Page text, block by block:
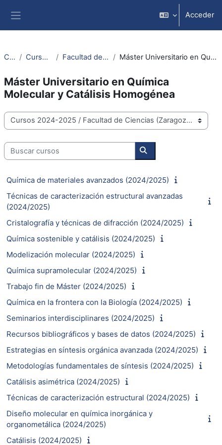
Acceder
Cursos Cursos 2024-2025 Facultad de Ciencias (Zaragoza) Máster Universitario en Química Molecular y Catálisis Homogénea
Máster Universitario en Química
Molecular y Catálisis Homogénea
Categorías de cursos
Buscar cursos
Buscar cursos
Química de materiales avanzados (2024/2025)
Técnicas de caracterización estructural avanzadas
(2024/2025)
Cristalografía y técnicas de difracción (2024/2025)
Química sostenible y catálisis (2024/2025)
Modelización molecular (2024/2025)
Química supramolecular (2024/2025)
Trabajo fin de Máster (2024/2025)
Química en la frontera con la Biología (2024/2025)
Seminarios interdisciplinares (2024/2025)
Recursos bibliográficos y bases de datos (2024/2025)
Estrategias en síntesis orgánica avanzada (2024/2025)
Metodologías fundamentales de síntesis (2024/2025)
Catálisis asimétrica (2024/2025)
Técnicas de caracterización estructural (2024/2025)
Diseño molecular en química inorgánica y
organometálica (2024/2025)
Catálisis (2024/2025)